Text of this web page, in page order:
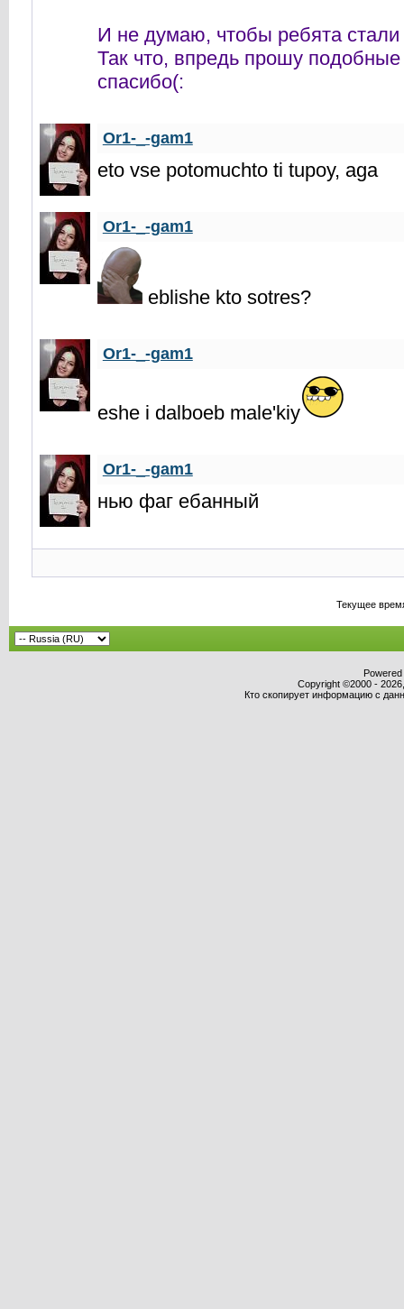
И не думаю, чтобы ребята стали
Так что, впредь прошу подобные
спасибо(:
Or1-_-gam1
eto vse potomuchto ti tupoy, aga
Or1-_-gam1
eblishe kto sotres?
Or1-_-gam1
eshe i dalboeb male'kiy
Or1-_-gam1
нью фаг ебанный
Текущее
Copyright ©2000 -
Кто скопирует информацию с